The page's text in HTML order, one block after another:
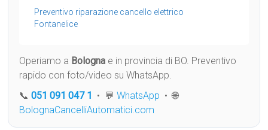
Preventivo riparazione cancello elettrico
Fontanelice
Operiamo a Bologna e in provincia di BO. Preventivo
rapido con foto/video su WhatsApp.
📞051 091 047 1 • 💬WhatsApp • 🌐
BolognaCancelliAutomatici.com